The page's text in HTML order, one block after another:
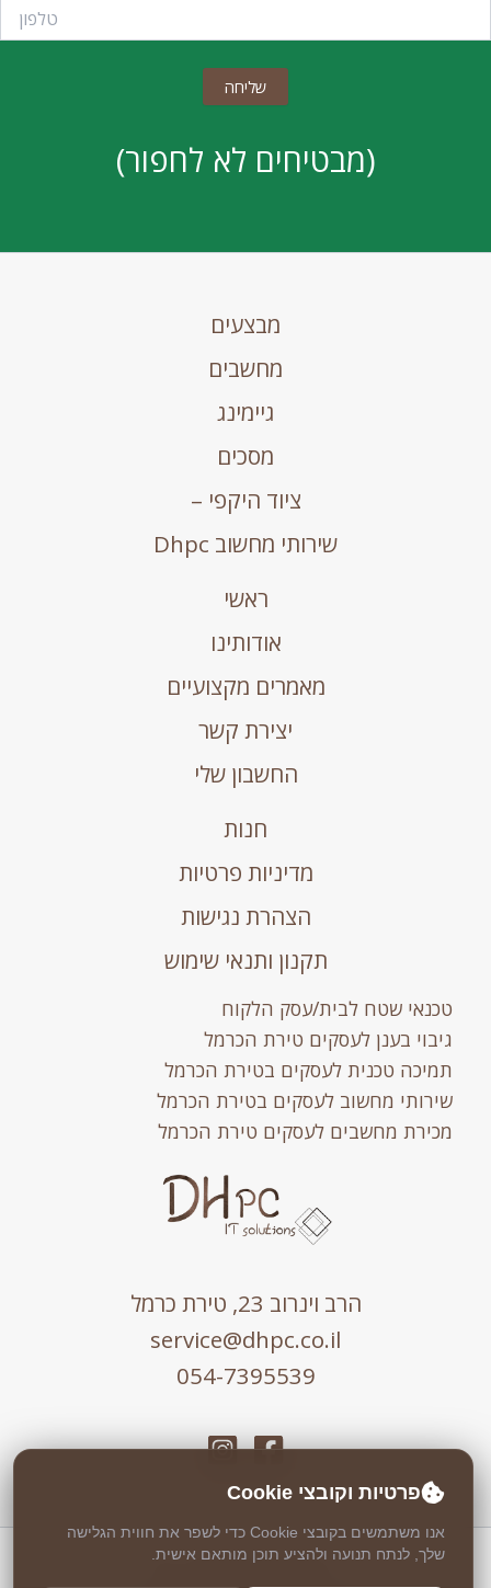
(מבטיחים לא לחפור)
מבצעים
מחשבים
גיימינג
מסכים
ציוד היקפי –
שירותי מחשוב Dhpc
ראשי
אודותינו
מאמרים מקצועיים
יצירת קשר
החשבון שלי
חנות
מדיניות פרטיות
הצהרת נגישות
תקנון ותנאי שימוש
טכנאי שטח לבית/עסק הלקוח
גיבוי בענן לעסקים טירת הכרמל
תמיכה טכנית לעסקים בטירת הכרמל
שירותי מחשוב לעסקים בטירת הכרמל
מכירת מחשבים לעסקים טירת הכרמל
הרב וינרוב 23, טירת כרמל
service@dhpc.co.il
054-7395539
כל הזכויות שמורות © 2026 DHPC
פרטיות וקובצי Cookie
אנו משתמשים בקובצי Cookie כדי לשפר את חווית הגלישה
שלך, לנתח תנועה ולהציע תוכן מותאם אישית.